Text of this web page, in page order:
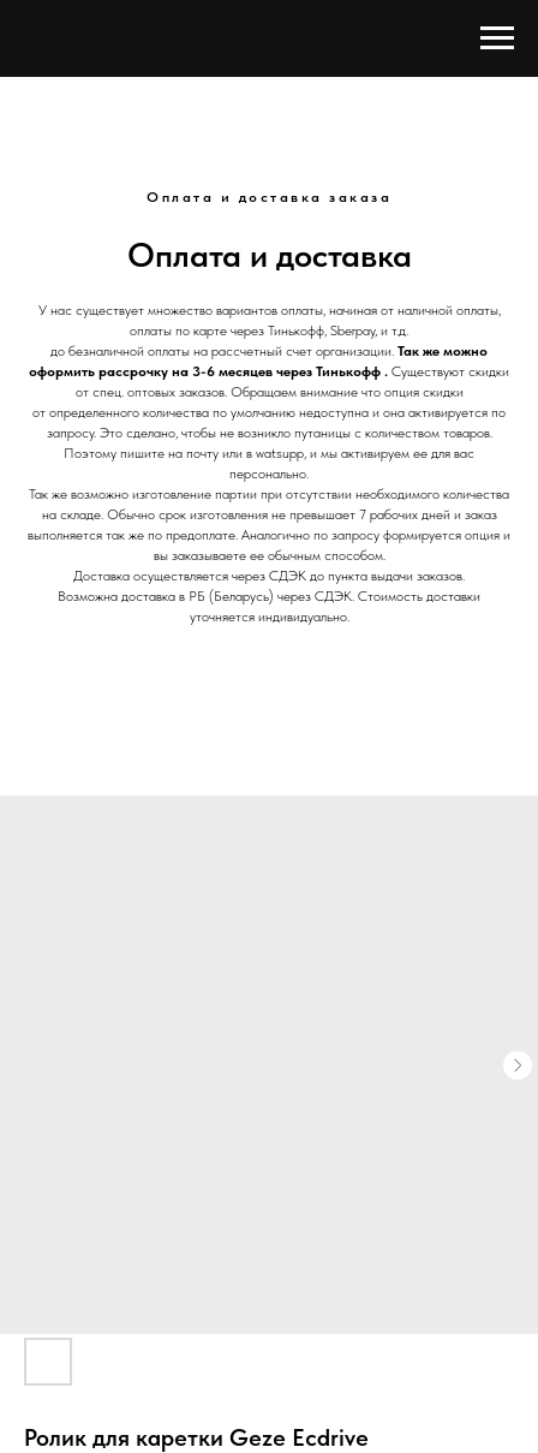
Оплата и доставка заказа
Оплата и доставка
У нас существует множество вариантов оплаты, начиная от наличной оплаты,
оплаты по карте через Тинькофф, Sberpay, и т.д.
до безналичной оплаты на рассчетный счет организации. Так же можно
оформить рассрочку на 3-6 месяцев через Тинькофф . Существуют скидки
от спец. оптовых заказов. Обращаем внимание что опция скидки
от определенного количества по умолчанию недоступна и она активируется по
запросу. Это сделано, чтобы не возникло путаницы с количеством товаров.
Поэтому пишите на почту или в watsupp, и мы активируем ее для вас
персонально.
Так же возможно изготовление партии при отсутствии необходимого количества
на складе. Обычно срок изготовления не превышает 7 рабочих дней и заказ
выполняется так же по предоплате. Аналогично по запросу формируется опция и
вы заказываете ее обычным способом.
Доставка осуществляется через СДЭК до пункта выдачи заказов.
Возможна доставка в РБ (Беларусь) через СДЭК. Стоимость доставки
уточняется индивидуально.
Ролик для каретки Geze Ecdrive